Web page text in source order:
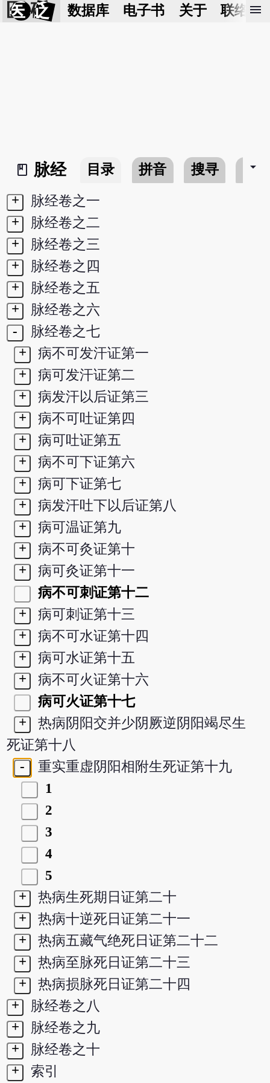
医 砭 数据库 电子书 关于 联络我
menu
book_2
脉经 目录 拼音 搜寻 书介
arrow_drop_down
+
脉经卷之一
+
脉经卷之二
+
脉经卷之三
+
脉经卷之四
+
脉经卷之五
+
脉经卷之六
-
脉经卷之七
+
病不可发汗证第一
+
病可发汗证第二
+
病发汗以后证第三
+
病不可吐证第四
+
病可吐证第五
+
病不可下证第六
+
病可下证第七
+
病发汗吐下以后证第八
+
病可温证第九
+
病不可灸证第十
+
病可灸证第十一
病不可刺证第十二
+
病可刺证第十三
+
病不可水证第十四
+
病可水证第十五
+
病不可火证第十六
病可火证第十七
+
热病阴阳交并少阴厥逆阴阳竭尽生
死证第十八
-
重实重虚阴阳相附生死证第十九
1
2
3
4
5
+
热病生死期日证第二十
+
热病十逆死日证第二十一
+
热病五藏气绝死日证第二十二
+
热病至脉死日证第二十三
+
热病损脉死日证第二十四
+
脉经卷之八
+
脉经卷之九
+
脉经卷之十
+
索引